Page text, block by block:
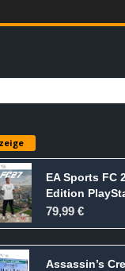
EA Sports FC
Edition
79,99 €
Assassin’s